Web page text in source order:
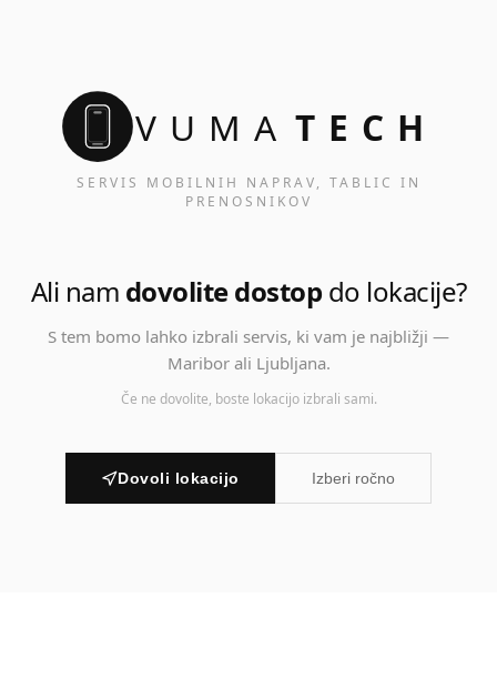
VUMA TECH
SERVIS MOBILNIH NAPRAV, TABLIC IN
PRENOSNIKOV
Ali nam dovolite dostop do lokacije?
S tem bomo lahko izbrali servis, ki vam je najbližji —
Maribor ali Ljubljana.
Če ne dovolite, boste lokacijo izbrali sami.
Dovoli lokacijo Izberi ročno